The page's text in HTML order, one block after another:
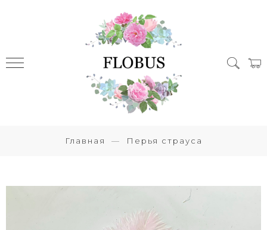
Главная Перья страуса